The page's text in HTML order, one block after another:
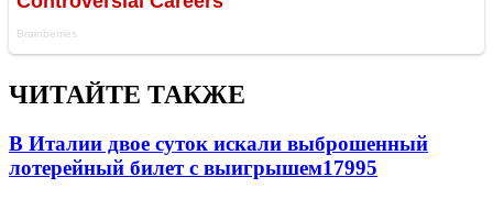
ЧИТАЙТЕ ТАКЖЕ
В Италии двое суток искали выброшенный
лотерейный билет с выигрышем17995